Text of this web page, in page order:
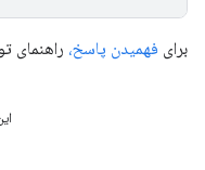
برای فهمیدن پاسخ، راهنمای